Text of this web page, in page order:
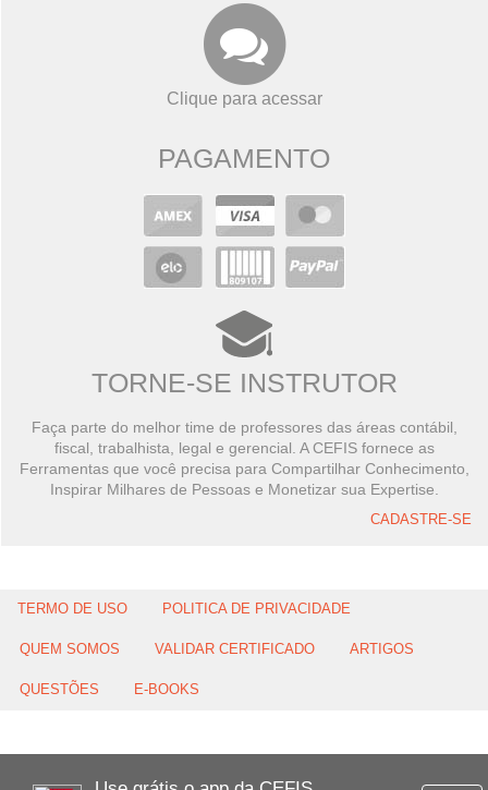
Clique para acessar
PAGAMENTO
TORNE-SE INSTRUTOR
Faça parte do melhor time de professores das áreas contábil,
fiscal, trabalhista, legal e gerencial. A CEFIS fornece as
Ferramentas que você precisa para Compartilhar Conhecimento,
Inspirar Milhares de Pessoas e Monetizar sua Expertise.
CADASTRE-SE
TERMO DE USO POLITICA DE PRIVACIDADE
QUEM SOMOS VALIDAR CERTIFICADO ARTIGOS
QUESTÕES E-BOOKS